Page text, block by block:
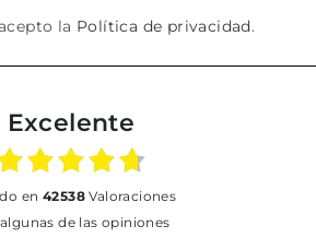
la Política de privacidad.
Excelente
en 42538Valoraciones